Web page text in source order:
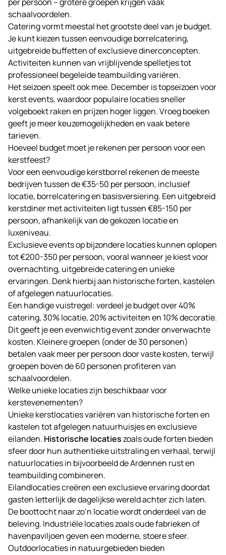
schaalvoordelen.
Catering vormt meestal het grootste deel van je budget.
Je kunt kiezen tussen eenvoudige borrelcatering,
uitgebreide buffetten of exclusieve dinerconcepten.
Activiteiten kunnen van vrijblijvende spelletjes tot
professioneel begeleide teambuilding variëren.
Het seizoen speelt ook mee. December is topseizoen voor
kerst events, waardoor populaire locaties sneller
volgeboekt raken en prijzen hoger liggen. Vroeg boeken
geeft je meer keuzemogelijkheden en vaak betere
tarieven.
Hoeveel budget moet je rekenen per persoon voor een
kerstfeest?
Voor een eenvoudige kerstborrel rekenen de meeste
bedrijven tussen de €35-50 per persoon, inclusief
locatie, borrelcatering en basisversiering. Een uitgebreid
kerstdiner met activiteiten ligt tussen €85-150 per
persoon, afhankelijk van de gekozen locatie en
luxeniveau.
Exclusieve events op bijzondere locaties kunnen oplopen
tot €200-350 per persoon, vooral wanneer je kiest voor
overnachting, uitgebreide catering en unieke
ervaringen. Denk hierbij aan historische forten, kastelen
of afgelegen natuurlocaties.
Een handige vuistregel: verdeel je budget over 40%
catering, 30% locatie, 20% activiteiten en 10% decoratie.
Dit geeft je een evenwichtig event zonder onverwachte
kosten. Kleinere groepen (onder de 30 personen)
betalen vaak meer per persoon door vaste kosten, terwijl
groepen boven de 60 personen profiteren van
schaalvoordelen.
Welke unieke locaties zijn beschikbaar voor
kerstevenementen?
Unieke kerstlocaties variëren van historische forten en
kastelen tot afgelegen natuurhuisjes en exclusieve
eilanden. Historische locatieszoals oude forten bieden
sfeer door hun authentieke uitstraling en verhaal, terwijl
natuurlocaties in bijvoorbeeld de Ardennen rust en
teambuilding combineren.
Eilandlocaties creëren een exclusieve ervaring doordat
gasten letterlijk de dagelijkse wereld achter zich laten.
De boottocht naar zo’n locatie wordt onderdeel van de
beleving. Industriële locaties zoals oude fabrieken of
havenpaviljoen geven een moderne, stoere sfeer.
Outdoorlocaties in natuurgebieden bieden